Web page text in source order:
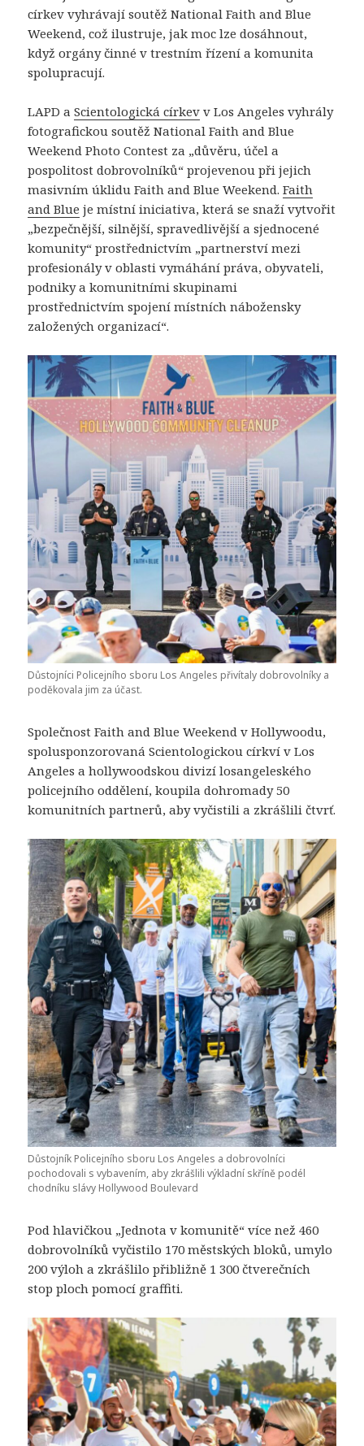
církev vyhrávají soutěž National Faith and Blue
Weekend, což ilustruje, jak moc lze dosáhnout,
když orgány činné v trestním řízení a komunita
spolupracují.
LAPD aScientologická církev v Los Angeles vyhrály
fotografickou soutěž National Faith and Blue
Weekend Photo Contest za „důvěru, účel a
pospolitost dobrovolníků“ projevenou při jejich
masivním úklidu Faith and Blue Weekend.Faith
and Blue je místní iniciativa, která se snaží vytvořit
„bezpečnější, silnější, spravedlivější a sjednocené
komunity“ prostřednictvím „partnerství mezi
profesionály v oblasti vymáhání práva, obyvateli,
podniky a komunitními skupinami
prostřednictvím spojení místních nábožensky
založených organizací“.
Důstojníci Policejního sboru Los Angeles přivítaly dobrovolníky a
poděkovala jim za účast.
Společnost Faith and Blue Weekend v Hollywoodu,
spolusponzorovaná Scientologickou církví v Los
Angeles a hollywoodskou divizí losangeleského
policejního oddělení, koupila dohromady 50
komunitních partnerů, aby vyčistili a zkrášlili čtvrť.
Důstojník Policejního sboru Los Angeles a dobrovolníci
pochodovali s vybavením, aby zkrášlili výkladní skříně podél
chodníku slávy Hollywood Boulevard
Pod hlavičkou „Jednota v komunitě“ více než 460
dobrovolníků vyčistilo 170 městských bloků, umylo
200 výloh a zkrášlilo přibližně 1 300 čtverečních
stop ploch pomocí graffiti.